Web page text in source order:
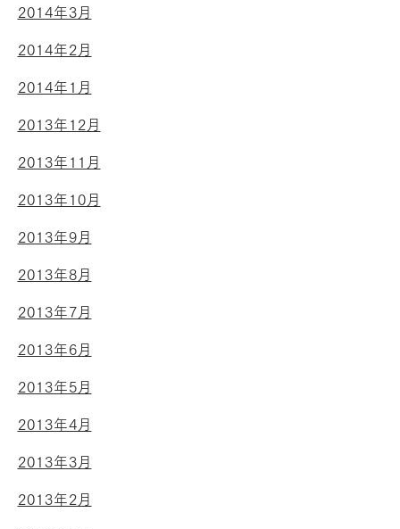
2014年3月
2014年2月
2014年1月
2013年12月
2013年11月
2013年10月
2013年9月
2013年8月
2013年7月
2013年6月
2013年5月
2013年4月
2013年3月
2013年2月